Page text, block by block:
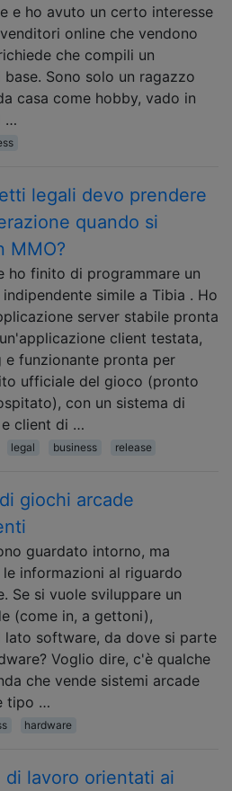
e ho avuto un certo interesse
online che vendono
che compili un
Sono solo un ragazzo
casa come hobby, vado in
…
legali devo prendere
quando si
MMO?
ho finito di programmare un
simile a Tibia . Ho
server stabile pronta
client testata,
e funzionante pronta per
ufficiale del gioco (pronto
con un sistema di
client di …
legal business release
giochi arcade
guardato intorno, ma
le informazioni al riguardo
Se si vuole sviluppare un
(come in, a gettoni),
lato software, da dove si parte
Voglio dire, c'è qualche
che vende sistemi arcade
tipo …
hardware
di lavoro orientati ai